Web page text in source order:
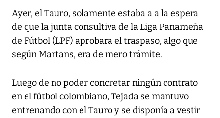
Ayer, el Tauro, solamente estaba a a la espera
de que la junta consultiva de la Liga Panameña
de Fútbol (LPF) aprobara el traspaso, algo que
según Martans, era de mero trámite.
Luego de no poder concretar ningún contrato
en el fútbol colombiano, Tejada se mantuvo
entrenando con el Tauro y se disponía a vestir